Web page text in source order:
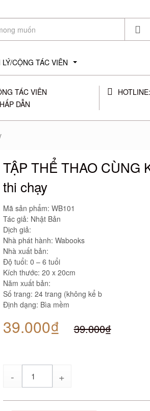
CỘNG TÁC VIÊN
TÁC VIÊN
DẪN
TẬP THỂ THAO CÙNG
thi chạy
Mã sản phẩm: WB101
Tác giả: Nhật Bản
Dịch giả:
Nhà phát hành: Wabooks
Nhà xuất bản:
Độ tuổi: 0 – 6 tuổi
Kích thước: 20 x 20cm
Năm xuất bản:
Số trang: 24 trang (không kể b
Định dạng: Bìa mềm
39.000₫ 39.000₫
lượng